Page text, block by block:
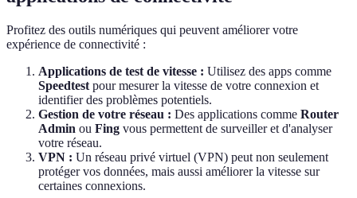
Profitez des outils numériques qui peuvent améliorer votre
expérience de connectivité :
Applications de test de vitesse : Utilisez des apps comme
Speedtest pour mesurer la vitesse de votre connexion et
identifier des problèmes potentiels.
Gestion de votre réseau : Des applications comme Router
Admin ou Fing vous permettent de surveiller et d'analyser
votre réseau.
VPN : Un réseau privé virtuel (VPN) peut non seulement
protéger vos données, mais aussi améliorer la vitesse sur
certaines connexions.